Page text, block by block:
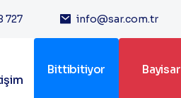
727 info@sar.com.tr
Bittibitiyor Bayisar